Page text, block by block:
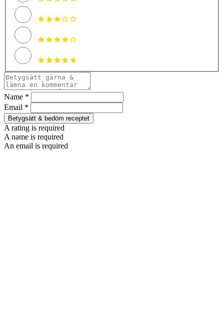
Name *
Email *
Betygsätt & bedöm receptet
A rating is required
A name is required
An email is required